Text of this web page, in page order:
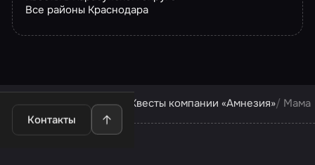
Все районы Краснодара
Контакты
Квесты в Краснодаре Квесты компании «Амнезия» Мама